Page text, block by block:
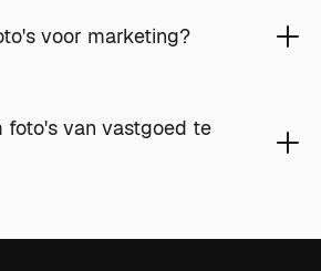
voor marketing?
foto's van vastgoed te